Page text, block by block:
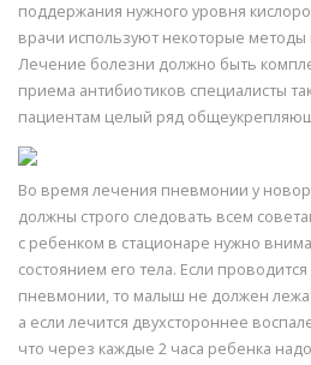
поддержания нужного уровня
врачи используют некоторые методы
Лечение болезни должно быть
приема антибиотиков специалисты
пациентам целый ряд
Во время лечения пневмонии у
должны строго следовать всем
с ребенком в стационаре нужно
состоянием его тела. Если
пневмонии, то малыш не должен
а если лечится двухстороннее
что через каждые 2 часа ребенка